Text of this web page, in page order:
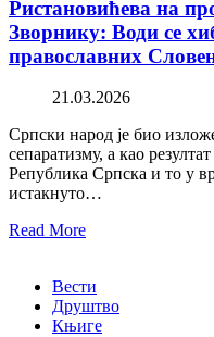
Ристановићева на
Зворнику: Води се
православних
21.03.2026
Српски народ је био
сепаратизму, а као
Република Српска и то у
истакнуто…
Read More
Вести
Друштво
Књиге